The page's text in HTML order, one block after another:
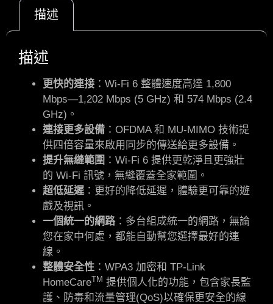
描述
描述
更快的連接 ：Wi-Fi 6 整體速度高達 1,800
Mbps—1,202 Mbps (5 GHz) 和 574 Mbps (2.4
GHz)。
連接更多設備 ：OFDMA 和 MU-MIMO 技術提
供四倍容量來啟用同步的傳送給更多設備。
提升無縫範圍 ：Wi-Fi 6 提供更乾淨且更強壯
的 Wi-Fi 訊號，無縫覆蓋全家範圍。
超低延遲：更好的降低延遲，體驗更可靠的遊
戲及視訊。
一個統一的網路：多台組成統一的網路，無論
您在家中何處，都能自動幫您選擇最好的連
線。
整體安全性 ：WPA3 加密和 TP-Link
HomeCareTM 提供個人化的功能，包含家長監
護、防毒和流量管理(QoS)以確保更安全的線